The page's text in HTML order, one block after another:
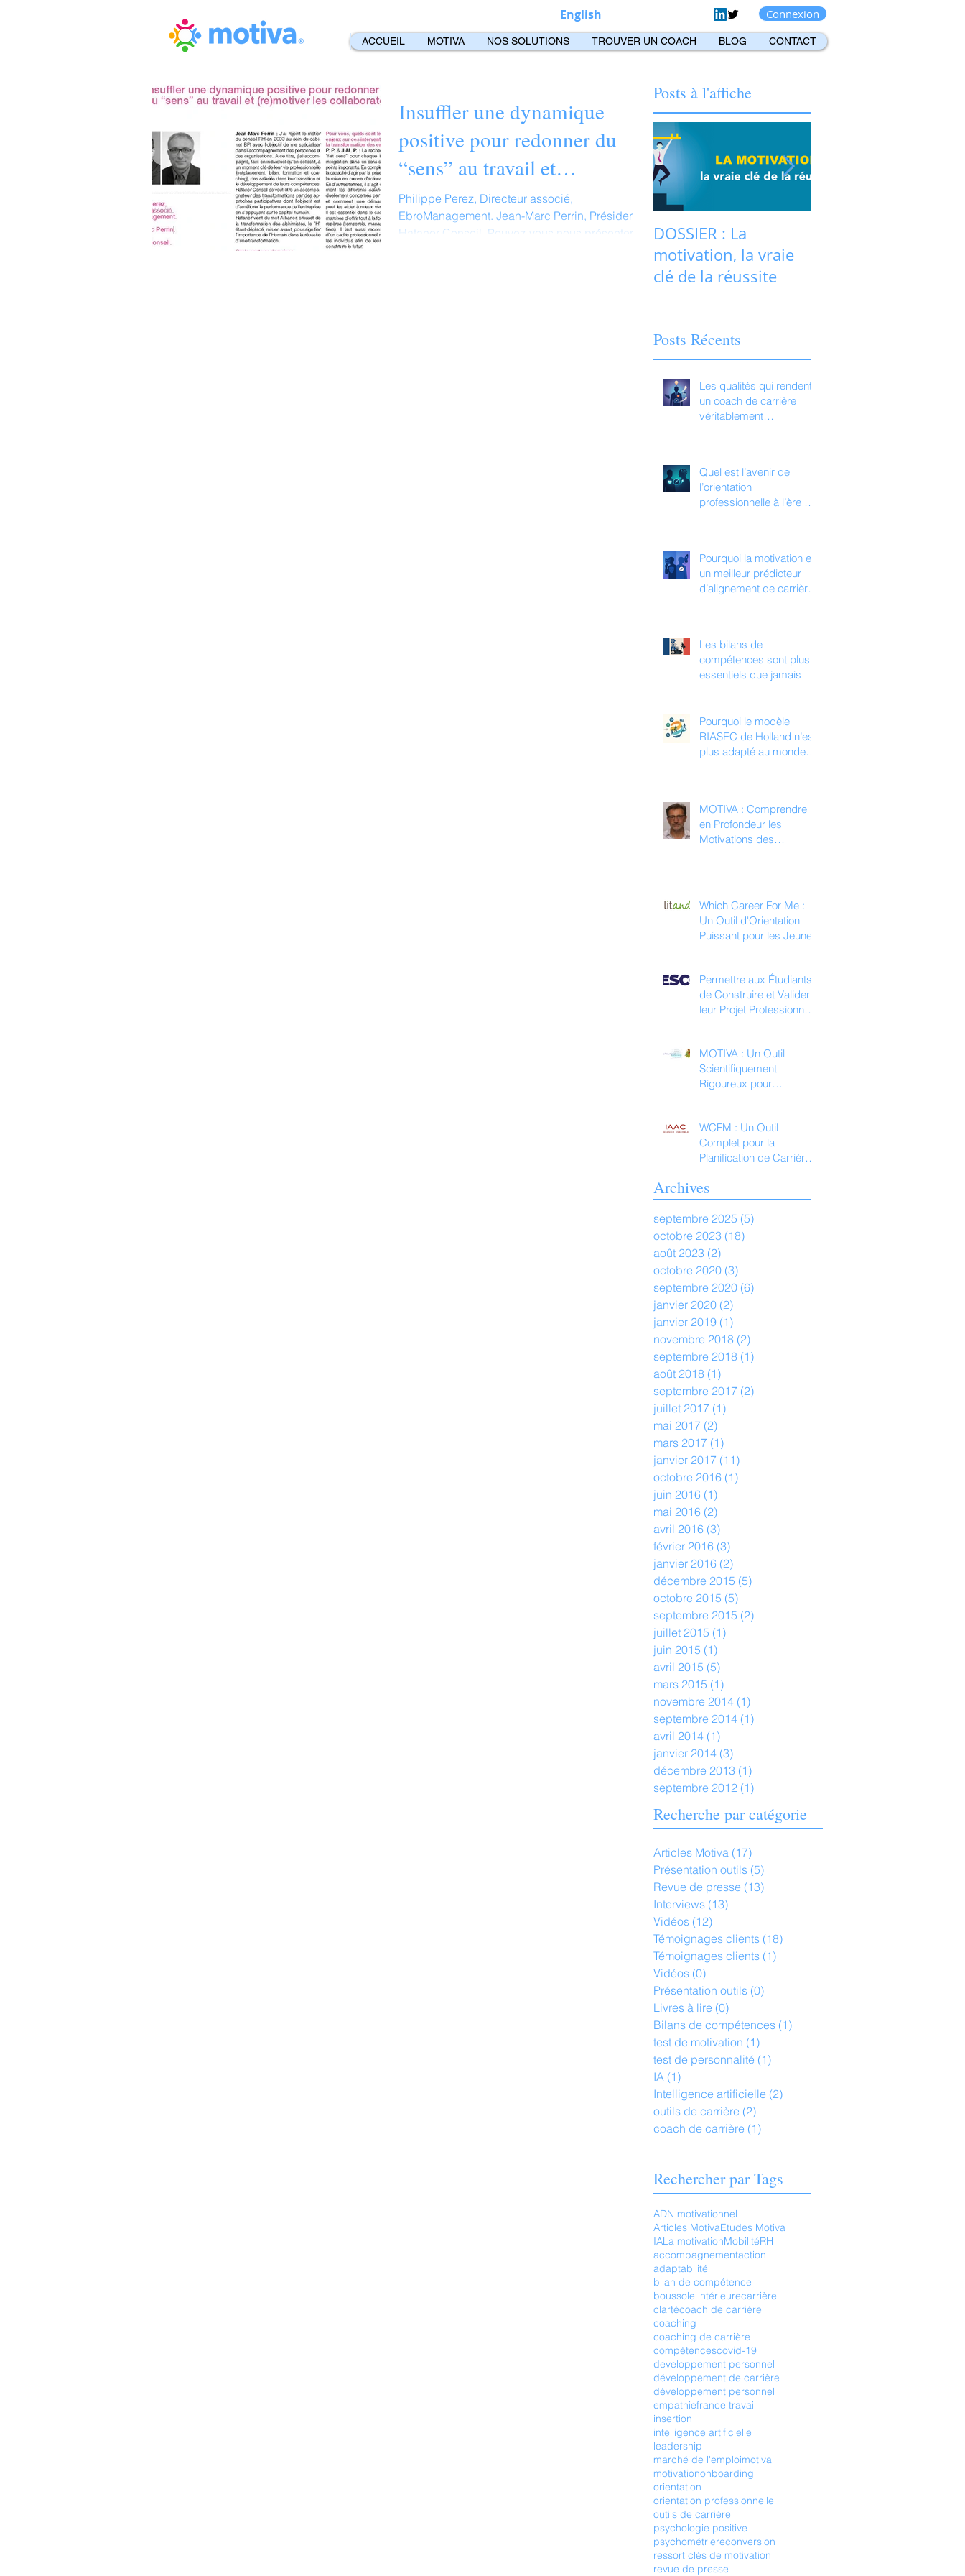
English Connexion
ACCUEIL MOTIVA NOS SOLUTIONS TROUVER UN COACH BLOG CONTACT
Insuffler une dynamique
positive pour redonner du
“sens” au travail et
(re)motiver les collaborateur
Philippe Perez, Directeur associé,
EbroManagement. Jean-Marc Perrin, Président,
Hatanor Conseil. Pouvez-vous nous présenter
Posts à l'affiche
DOSSIER : La
motivation, la vraie
clé de la réussite
Posts Récents
Les qualités qui rendent
un coach de carrière
véritablement
Quel est l’avenir de
l’orientation
professionnelle à l’ère de
Pourquoi la motivation est
un meilleur prédicteur
d’alignement de carrière
Les bilans de
compétences sont plus
essentiels que jamais
Pourquoi le modèle
RIASEC de Holland n’est
plus adapté au monde
MOTIVA : Comprendre
en Profondeur les
Motivations des
Which Career For Me :
Un Outil d'Orientation
Puissant pour les Jeunes
Permettre aux Étudiants
de Construire et Valider
leur Projet Professionnel
MOTIVA : Un Outil
Scientifiquement
Rigoureux pour
WCFM : Un Outil
Complet pour la
Planification de Carrière
Archives
septembre 2025 (5)
octobre 2023 (18)
août 2023 (2)
octobre 2020 (3)
septembre 2020 (6)
janvier 2020 (2)
janvier 2019 (1)
novembre 2018 (2)
septembre 2018 (1)
août 2018 (1)
septembre 2017 (2)
juillet 2017 (1)
mai 2017 (2)
mars 2017 (1)
janvier 2017 (11)
octobre 2016 (1)
juin 2016 (1)
mai 2016 (2)
avril 2016 (3)
février 2016 (3)
janvier 2016 (2)
décembre 2015 (5)
octobre 2015 (5)
septembre 2015 (2)
juillet 2015 (1)
juin 2015 (1)
avril 2015 (5)
mars 2015 (1)
novembre 2014 (1)
septembre 2014 (1)
avril 2014 (1)
janvier 2014 (3)
décembre 2013 (1)
septembre 2012 (1)
Recherche par catégorie
Articles Motiva (17)
Présentation outils (5)
Revue de presse (13)
Interviews (13)
Vidéos (12)
Témoignages clients (18)
Témoignages clients (1)
Vidéos (0)
Présentation outils (0)
Livres à lire (0)
Bilans de compétences (1)
test de motivation (1)
test de personnalité (1)
IA (1)
Intelligence artificielle (2)
outils de carrière (2)
coach de carrière (1)
Rechercher par Tags
ADN motivationnel
Articles MotivaEtudes Motiva
IALa motivationMobilitéRH
accompagnementaction
adaptabilité
bilan de compétence
boussole intérieurecarrière
clartécoach de carrière
coaching
coaching de carrière
compétencescovid-19
developpement personnel
développement de carrière
développement personnel
empathiefrance travail
insertion
intelligence artificielle
leadership
marché de l'emploimotiva
motivationonboarding
orientation
orientation professionnelle
outils de carrière
psychologie positive
psychométriereconversion
ressort clés de motivation
revue de presse